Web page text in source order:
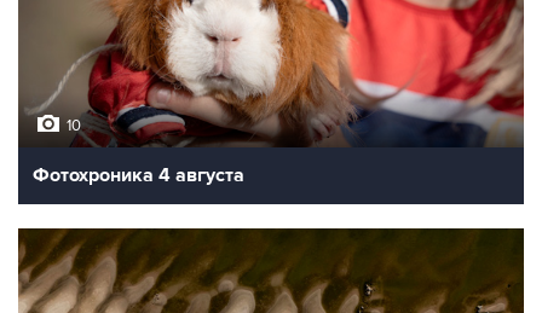
10
Фотохроника 4 августа